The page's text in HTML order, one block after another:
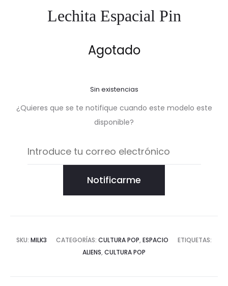
Lechita Espacial Pin
Agotado
Sin existencias
¿Quieres que se te notifique cuando este modelo este
disponible?
Notificarme
SKU: MILK3 CATEGORÍAS: CULTURA POP, ESPACIO
ETIQUETAS:
ALIENS, CULTURA POP